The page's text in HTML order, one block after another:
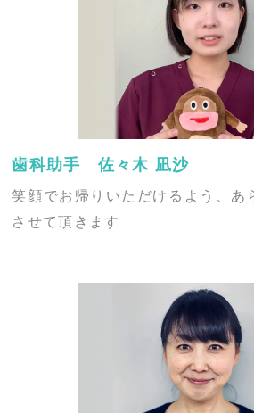
歯科助手 佐々木 凪沙
笑顔でお帰りいただけるよう、あ
させて頂きます